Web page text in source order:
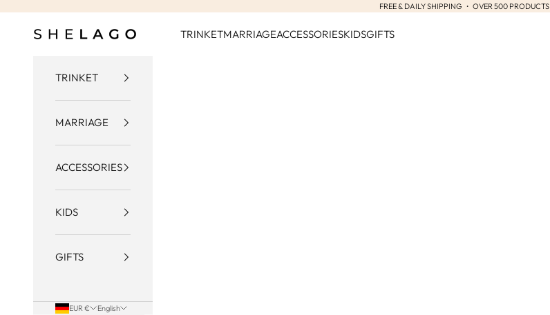
FREE & DAILY SHIPPING ・ OVER 500 PRODUCTS
Shelago TRINKETMARRIAGEACCESSORIESKIDSGIFTS
TRINKET
MARRIAGE
ACCESSORIES
KIDS
GIFTS
EUR € English